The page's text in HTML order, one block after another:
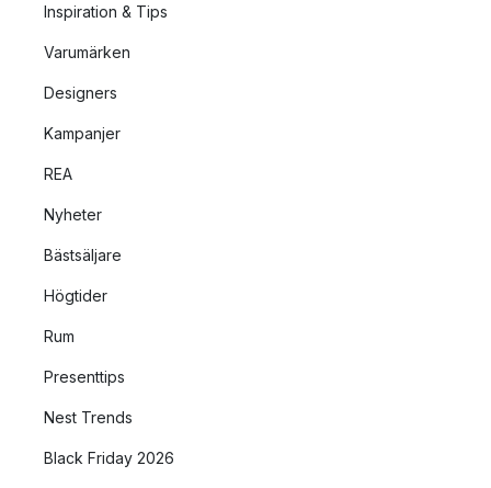
Inspiration & Tips
Varumärken
Designers
Kampanjer
REA
Nyheter
Bästsäljare
Högtider
Rum
Presenttips
Nest Trends
Black Friday 2026